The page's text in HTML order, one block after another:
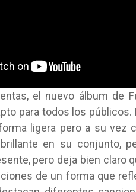
el nuevo álbum de
para todos los
ligera pero a su vez
en su conjunto,
pero deja bien claro
de un forma que